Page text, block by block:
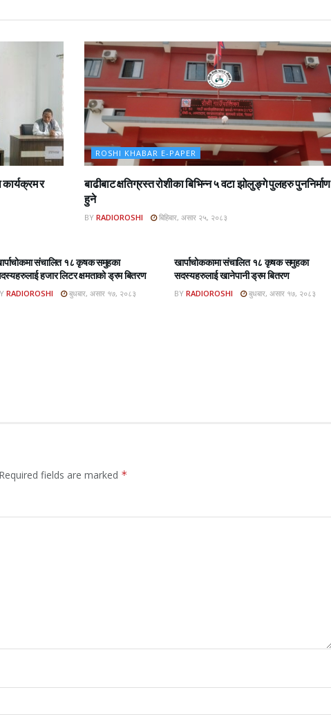
र
ROSHI KHABAR E-PAPER
बाढीबाट क्षतिग्रस्त रोशीका बिभिन्न ५ वटा झोलुङ्गे पुलहरु पुननिर्माण
हुने
BY RADIOROSHI बिहिबार, असार २५, २०८३
संचालित १८ कृषक समुहका
हजार लिटर क्षमताको ड्रम बितरण
RADIOROSHI बुधबार, असार १७, २०८३
खार्पाचोककामा संचालित १८ कृषक समुहका
सदस्यहरुलाई खानेपानी ड्रम बितरण
BY RADIOROSHI बुधबार, असार १७, २०८३
Required fields are marked *